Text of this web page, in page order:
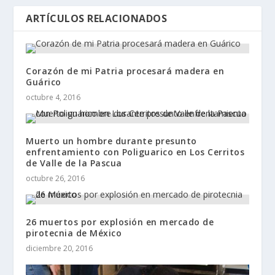
ARTÍCULOS RELACIONADOS
Corazón de mi Patria procesará madera en
Guárico
octubre 4, 2016
Muerto un hombre durante presunto
enfrentamiento con Poliguarico en Los Cerritos
de Valle de la Pascua
octubre 26, 2016
26 muertos por explosión en mercado de
pirotecnia de México
diciembre 20, 2016